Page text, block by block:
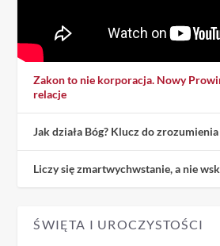
Zakon to nie korporacja. Nowy
relacje
Jak działa Bóg? Klucz do
Liczy się zmartwychwstanie, a nie
ŚWIĘTA I UROCZYSTOŚCI